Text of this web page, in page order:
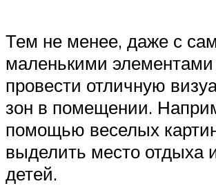
Тем не менее, даже с
маленькими
провести отличную
зон в помещении.
помощью веселых
выделить место отдыха
детей.